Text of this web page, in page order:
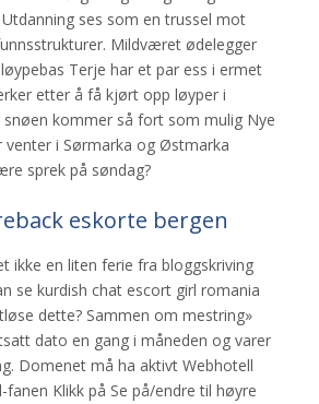
ses som en trussel mot
Mildværet ødelegger
Terje har et par ess i ermet
etter å få kjørt opp løyper i
snøen kommer så fort som mulig Nye
i Sørmarka og Østmarka
sprek på søndag?
eskorte bergen
ikke en liten ferie fra bloggskriving
se kurdish chat escort girl romania
dette? Sammen om mestring»
dato en gang i måneden og varer
Domenet må ha aktivt Webhotell
fanen Klikk på Se på/endre til høyre